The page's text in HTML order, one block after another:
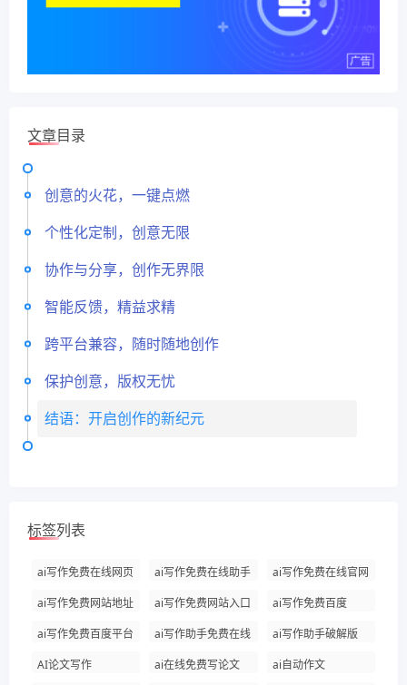
文章目录
创意的火花，一键点燃
个性化定制，创意无限
协作与分享，创作无界限
智能反馈，精益求精
跨平台兼容，随时随地创作
保护创意，版权无忧
结语：开启创作的新纪元
标签列表
ai写作免费在线网页 ai写作免费在线助手
ai写作免费在线官网
ai写作免费网站地址
ai写作免费网站入口
ai写作免费百度
ai写作免费百度平台
ai写作助手免费在线
ai写作助手破解版
AI论文写作
ai在线免费写论文 ai自动作文